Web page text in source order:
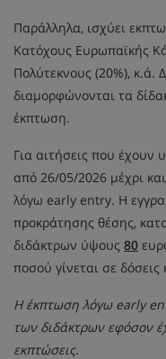
Παράλληλα, ισχύει
Κατόχους Ευρωπαϊκής
Πολύτεκνους (20%), κ.ά.
διαμορφώνονται τα
έκπτωση.
Για αιτήσεις που έχουν
από 26/05/2026 μέχρι
λόγω early entry. Η
προκράτησης θέσης,
διδάκτρων ύψους 80
ποσού γίνεται σε
Η έκπτωση λόγω early
των διδάκτρων εφόσον
εκπτώσεις.